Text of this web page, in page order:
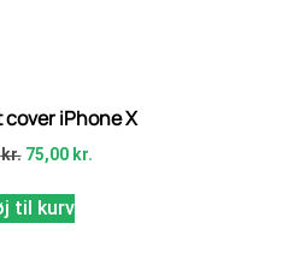
cover iPhone X
kr. 75,00 kr.
til kurv